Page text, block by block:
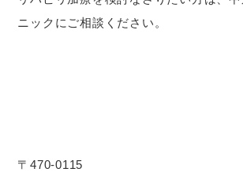
ニックにご相談ください。
〒470-0115